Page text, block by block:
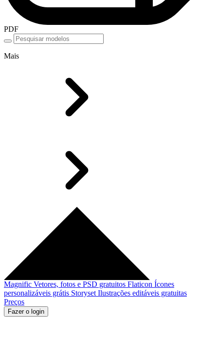
PDF
Mais
Magnific Vetores, fotos e PSD gratuitos Flaticon Ícones
personalizáveis grátis Storyset Ilustrações editáveis gratuitas
Preços
Fazer o login